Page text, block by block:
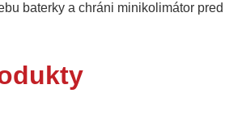
baterky a chráni minikolimátor